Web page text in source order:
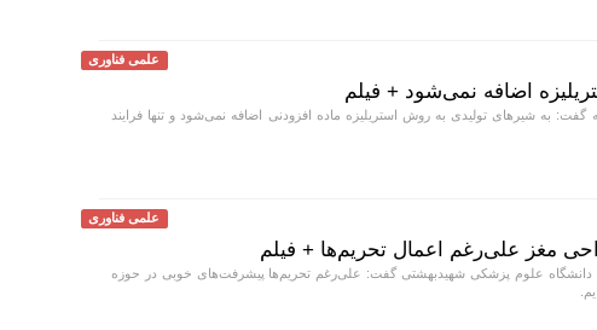
علمی فناوری
اضافه نمی‌شود + فیلم
به شیر‌های تولیدی به روش استریلیزه ماده افزودنی اضافه نمی‌شود و تنها فرایند
علمی فناوری
مغز علی‌رغم اعمال تحریم‌ها + فیلم
علوم پزشکی شهیدبهشتی گفت: علی‌رغم تحریم‌ها پیشرفت‌های خوبی در حوزه